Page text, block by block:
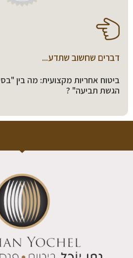
דברים שחשוב שתדע...
ביטוח אחריות מקצועית: מה בין
הגשת תביעה" ?